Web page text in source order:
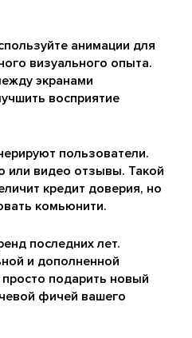
анимации для
визуального опыта.
экранами
восприятие
пользователи.
или видео отзывы. Такой
кредит доверия, но
комьюнити.
последних лет.
и дополненной
подарить новый
фичей вашего